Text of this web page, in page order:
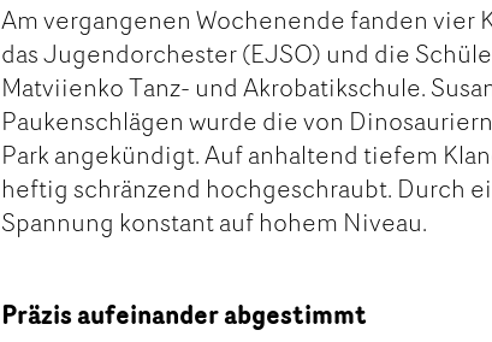
Am vergangenen Wochenende fanden vier
das Jugendorchester (EJSO) und die
Matviienko Tanz- und Akrobatikschule.
Paukenschlägen wurde die von
Park angekündigt. Auf anhaltend tiefem
heftig schränzend hochgeschraubt. Durch
Spannung konstant auf hohem Niveau.
Präzis aufeinander abgestimmt